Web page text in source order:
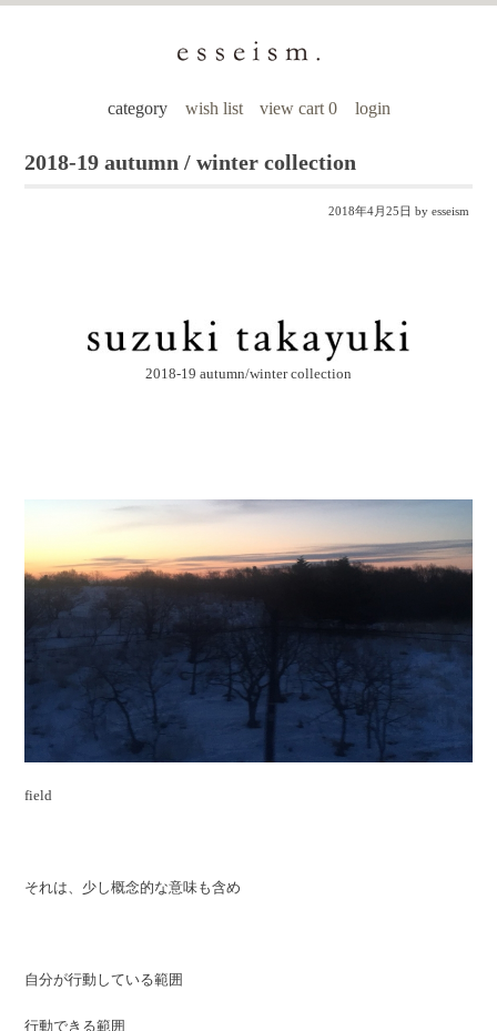
category wish list view cart 0 login
2018-19 autumn / winter collection
2018年4月25日 by esseism
2018-19 autumn/winter collection
field
それは、少し概念的な意味も含め
自分が行動している範囲
行動できる範囲